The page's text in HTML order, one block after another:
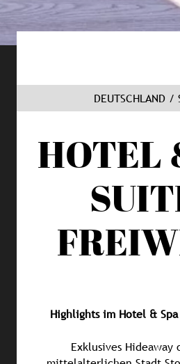
DEUTSCHLAND
HOTEL
Highlights im Hotel &
Exklusives Hideaway